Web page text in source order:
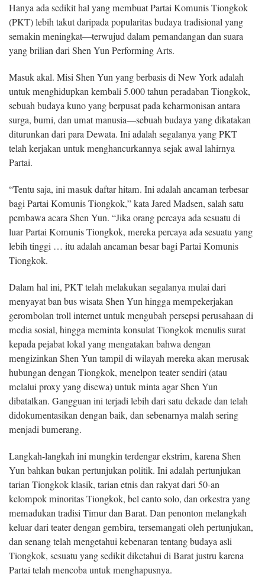
Hanya ada sedikit hal yang membuat Partai Komunis Tiongkok
(PKT) lebih takut daripada popularitas budaya tradisional yang
semakin meningkat—terwujud dalam pemandangan dan suara
yang brilian dari Shen Yun Performing Arts.
Masuk akal. Misi Shen Yun yang berbasis di New York adalah
untuk menghidupkan kembali 5.000 tahun peradaban Tiongkok,
sebuah budaya kuno yang berpusat pada keharmonisan antara
surga, bumi, dan umat manusia—sebuah budaya yang dikatakan
diturunkan dari para Dewata. Ini adalah segalanya yang PKT
telah kerjakan untuk menghancurkannya sejak awal lahirnya
Partai.
“Tentu saja, ini masuk daftar hitam. Ini adalah ancaman terbesar
bagi Partai Komunis Tiongkok,” kata Jared Madsen, salah satu
pembawa acara Shen Yun. “Jika orang percaya ada sesuatu di
luar Partai Komunis Tiongkok, mereka percaya ada sesuatu yang
lebih tinggi … itu adalah ancaman besar bagi Partai Komunis
Tiongkok.
Dalam hal ini, PKT telah melakukan segalanya mulai dari
menyayat ban bus wisata Shen Yun hingga mempekerjakan
gerombolan troll internet untuk mengubah persepsi perusahaan di
media sosial, hingga meminta konsulat Tiongkok menulis surat
kepada pejabat lokal yang mengatakan bahwa dengan
mengizinkan Shen Yun tampil di wilayah mereka akan merusak
hubungan dengan Tiongkok, menelpon teater sendiri (atau
melalui proxy yang disewa) untuk minta agar Shen Yun
dibatalkan. Gangguan ini terjadi lebih dari satu dekade dan telah
didokumentasikan dengan baik, dan sebenarnya malah sering
menjadi bumerang.
Langkah-langkah ini mungkin terdengar ekstrim, karena Shen
Yun bahkan bukan pertunjukan politik. Ini adalah pertunjukan
tarian Tiongkok klasik, tarian etnis dan rakyat dari 50-an
kelompok minoritas Tiongkok, bel canto solo, dan orkestra yang
memadukan tradisi Timur dan Barat. Dan penonton melangkah
keluar dari teater dengan gembira, tersemangati oleh pertunjukan,
dan senang telah mengetahui kebenaran tentang budaya asli
Tiongkok, sesuatu yang sedikit diketahui di Barat justru karena
Partai telah mencoba untuk menghapusnya.